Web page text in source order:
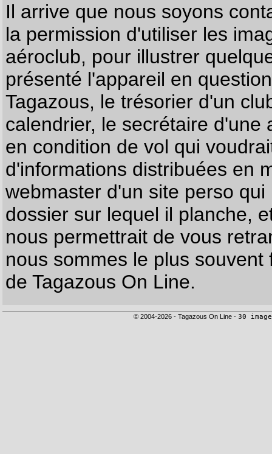
Il arrive que nous soyons
la permission d'utiliser les
aéroclub, pour illustrer
présenté l'appareil en
Tagazous, le trésorier d'un
calendrier, le secrétaire
en condition de vol qui
d'informations distribuées en
webmaster d'un site perso
dossier sur lequel il planche,
nous permettrait de vous
nous sommes le plus
de Tagazous On Line.
© 2004-2026 - Tagazous On Line - 30